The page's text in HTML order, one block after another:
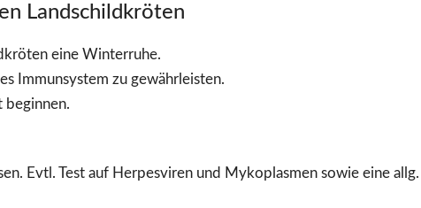
Landschildkröten
eine Winterruhe.
Immunsystem zu gewährleisten.
beginnen.
Evtl. Test auf Herpesviren und Mykoplasmen sowie eine